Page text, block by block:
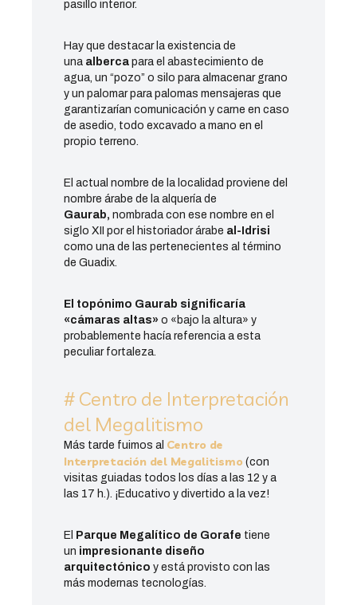
pasillo interior.
Hay que destacar la existencia de
una alberca para el abastecimiento de
agua, un “pozo” o silo para almacenar grano
y un palomar para palomas mensajeras que
garantizarían comunicación y carne en caso
de asedio, todo excavado a mano en el
propio terreno.
El actual nombre de la localidad proviene del
nombre árabe de la alquería de
Gaurab, nombrada con ese nombre en el
siglo XII por el historiador árabe al-Idrisi
como una de las pertenecientes al término
de Guadix.
El topónimo Gaurab significaría
«cámaras altas» o «bajo la altura» y
probablemente hacía referencia a esta
peculiar fortaleza.
# Centro de Interpretación
del Megalitismo
Más tarde fuimos al Centro de
Interpretación del Megalitismo (con
visitas guiadas todos los días a las 12 y a
las 17 h.). ¡Educativo y divertido a la vez!
El Parque Megalítico de Gorafe tiene
un impresionante diseño
arquitectónico y está provisto con las
más modernas tecnologías.